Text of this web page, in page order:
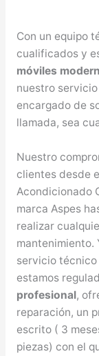
Con un equipo
cualificados y
móviles
nuestro
encargado de
llamada, sea
Nuestro
clientes desde
Acondicionado
marca Aspes
realizar
mantenimiento.
servicio técnico
estamos
profesional,
reparación, un
escrito ( 3
piezas) con el